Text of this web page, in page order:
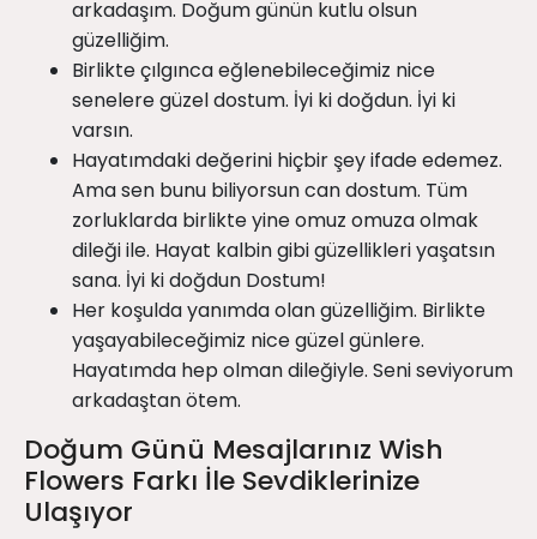
arkadaşım. Doğum günün kutlu olsun
güzelliğim.
Birlikte çılgınca eğlenebileceğimiz nice
senelere güzel dostum. İyi ki doğdun. İyi ki
varsın.
Hayatımdaki değerini hiçbir şey ifade edemez.
Ama sen bunu biliyorsun can dostum. Tüm
zorluklarda birlikte yine omuz omuza olmak
dileği ile. Hayat kalbin gibi güzellikleri yaşatsın
sana. İyi ki doğdun Dostum!
Her koşulda yanımda olan güzelliğim. Birlikte
yaşayabileceğimiz nice güzel günlere.
Hayatımda hep olman dileğiyle. Seni seviyorum
arkadaştan ötem.
Doğum Günü Mesajlarınız Wish
Flowers Farkı İle Sevdiklerinize
Ulaşıyor